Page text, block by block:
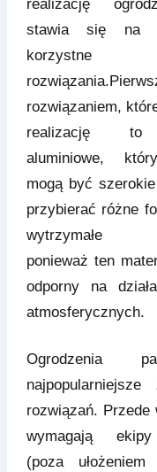
realizację
stawia się na
korzystne
rozwiązaniem,
realizację to
aluminiowe,
mogą być
przybierać różne
wytrzymałe
ponieważ ten
odporny na
atmosferycznych.
Ogrodzenia
rozwiązań.
wymagają
(poza